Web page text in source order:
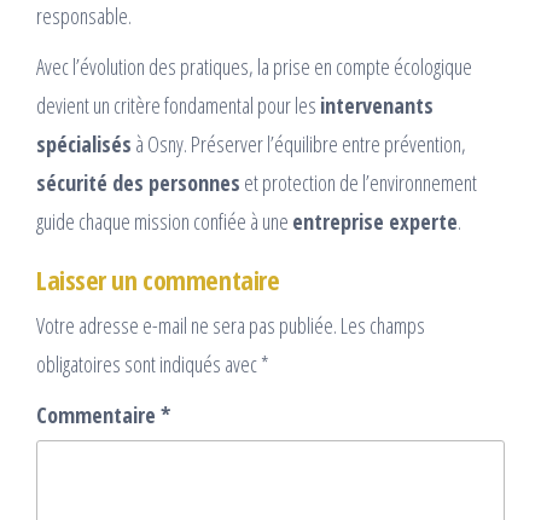
responsable.
Avec l’évolution des pratiques, la prise en compte écologique
devient un critère fondamental pour les intervenants
spécialisés à Osny. Préserver l’équilibre entre prévention,
sécurité des personnes et protection de l’environnement
guide chaque mission confiée à une entreprise experte.
Laisser un commentaire
Votre adresse e-mail ne sera pas publiée. Les champs
obligatoires sont indiqués avec*
Commentaire *